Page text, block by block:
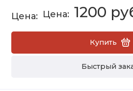
1200
Купить
Быстрый